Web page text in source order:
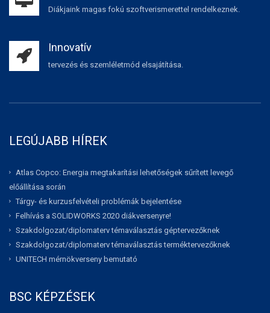
Diákjaink magas fokú szoftverismerettel rendelkeznek.
Innovatív
tervezés és szemléletmód elsajátítása.
LEGÚJABB HÍREK
Atlas Copco: Energia megtakarítási lehetőségek sűrített levegő
előállítása során
Tárgy- és kurzusfelvételi problémák bejelentése
Felhívás a SOLIDWORKS 2020 diákversenyre!
Szakdolgozat/diplomaterv témaválasztás géptervezőknek
Szakdolgozat/diplomaterv témaválasztás terméktervezőknek
UNITECH mérnökverseny bemutató
BSC KÉPZÉSEK